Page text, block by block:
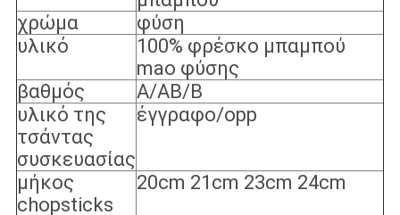
χρώμα
φύση
υλικό
100% φρέσκο μπαμπού
mao φύσης
βαθμός
A/AB/B
υλικό της
τσάντας
συσκευασίας
έγγραφο/opp
μήκος
chopsticks
20cm 21cm 23cm 24cm